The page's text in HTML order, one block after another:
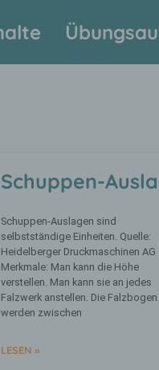
Schuppen-
Schuppen-Auslagen sind
selbstständige Einheiten. Quelle:
Heidelberger Druckmaschinen AG
Merkmale: Man kann die Höhe
verstellen. Man kann sie an jedes
Falzwerk anstellen. Die Falzbogen
werden zwischen
LESEN »